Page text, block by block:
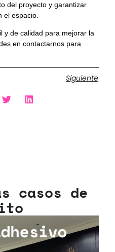
del proyecto y garantizar
el espacio.
y de calidad para mejorar la
en contactarnos para
Siguiente
casos de